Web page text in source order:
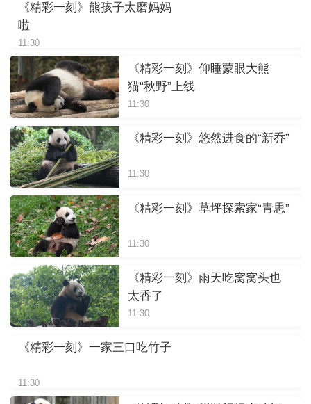
《精彩一刻》熊孩子太磨妈妈
啦
11:30
《精彩一刻》仰睡蒙眼大熊
猫“秋野”上线
11:30
《精彩一刻》悠然进食的“新乔”
11:30
《精彩一刻》草坪探索家“青思”
11:30
《精彩一刻》雨天吃窝窝头也
太香了
11:30
《精彩一刻》一家三口吃竹子
11:30